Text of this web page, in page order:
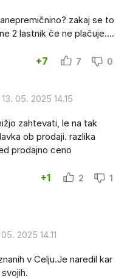
zakaj se to
2 lastnik če ne plačuje....
+7 7 0
13. 05. 2025 14.15
zahtevati, le na tak
ob prodaji. razlika
prodajno ceno
+1 2 1
2025 14.11
v Celju.Je naredil kar